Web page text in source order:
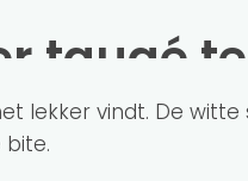
taugé
lekker vindt. De witte